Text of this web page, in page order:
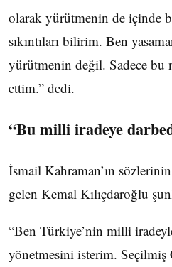
olarak yürütmenin de içinde
sıkıntıları bilirim. Ben
yürütmenin değil. Sadece bu
ettim.” dedi.
“Bu milli iradeye
İsmail Kahraman’ın
gelen Kemal Kılıçdaroğlu
“Ben Türkiye’nin milli
yönetmesini isterim. Seçilmiş